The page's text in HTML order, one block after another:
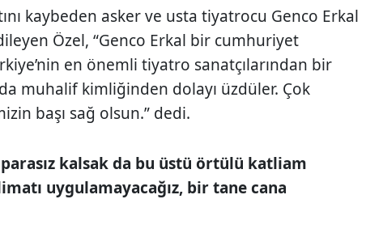
kaybeden asker ve usta tiyatrocu Genco Erkal
Özel, “Genco Erkal bir cumhuriyet
en önemli tiyatro sanatçılarından bir
muhalif kimliğinden dolayı üzdüler. Çok
başı sağ olsun.” dedi.
kalsak da bu üstü örtülü katliam
uygulamayacağız, bir tane cana